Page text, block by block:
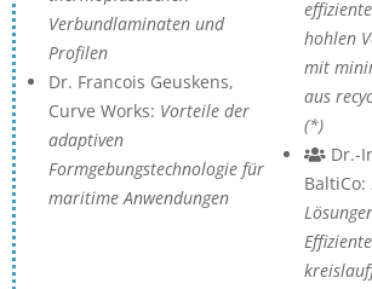
Verbundlaminaten und
Profilen
Dr. Francois Geuskens,
Curve Works: Vorteile der
adaptiven
Formgebungstechnologie für
maritime Anwendungen
hohlen
mit
aus
(*)
Dr.-
BaltiCo: